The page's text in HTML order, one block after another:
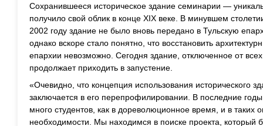
Сохранившееся историческое здание семинарии —
получило свой облик в конце XIX веке. В минувшем
2002 году здание не было вновь передано в Тульскую
однако вскоре стало понятно, что восстановить
епархии невозможно. Сегодня здание, отключенное от
продолжает приходить в запустение.
«Очевидно, что концепция использования исторического
заключается в его перепрофилировании. В последние
много студентов, как в дореволюционное время, и в таких
необходимости. Мы находимся в поиске проекта, который